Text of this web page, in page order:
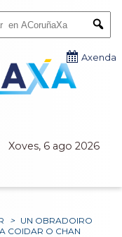
Xoves, 6 ago 2026
Axenda
> UN OBRADOIRO
COIDAR O CHAN